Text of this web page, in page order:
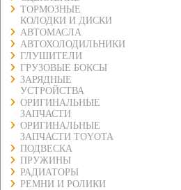
ТОРМОЗНЫЕ
КОЛОДКИ И ДИСКИ
АВТОМАСЛА
АВТОХОЛОДИЛЬНИКИ
ГЛУШИТЕЛИ
ГРУЗОВЫЕ БОКСЫ
ЗАРЯДНЫЕ
УСТРОЙСТВА
ОРИГИНАЛЬНЫЕ
ЗАПЧАСТИ
ОРИГИНАЛЬНЫЕ
ЗАПЧАСТИ TOYOTA
ПОДВЕСКА
ПРУЖИНЫ
РАДИАТОРЫ
РЕМНИ И РОЛИКИ